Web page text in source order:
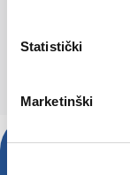
Statistički
Marketinški